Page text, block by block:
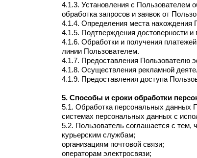
4.1.3. Установления с Пользователем
обработка запросов и заявок от
4.1.4. Определения места нахождения
4.1.5. Подтверждения достоверности
4.1.6. Обработки и получения
линии Пользователем.
4.1.7. Предоставления Пользователю
4.1.8. Осуществления рекламной
4.1.9. Предоставления доступа
5. Способы и сроки обработки
5.1. Обработка персональных данных
системах персональных данных с
5.2. Пользователь соглашается с тем,
курьерским службам;
организациям почтовой связи;
операторам электросвязи;